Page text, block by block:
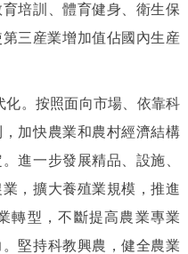
培訓、體育健身、衛生保
三産業增加值佔國內生産
。按照面向市場、依靠科
加快農業和農村經濟結構
進一步發展精品、設施、
，擴大養殖業規模，推進
轉型，不斷提高農業專業
堅持科教興農，健全農業